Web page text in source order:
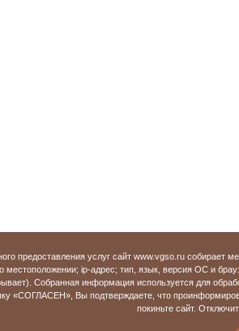
предоставления услуг сайт www.vgso.ru
местоположении; ip-адрес; тип, язык, версия ОС и
Собранная информация используется для
«СОГЛАСЕН», Вы подтверждаете, что
покиньте сайт.